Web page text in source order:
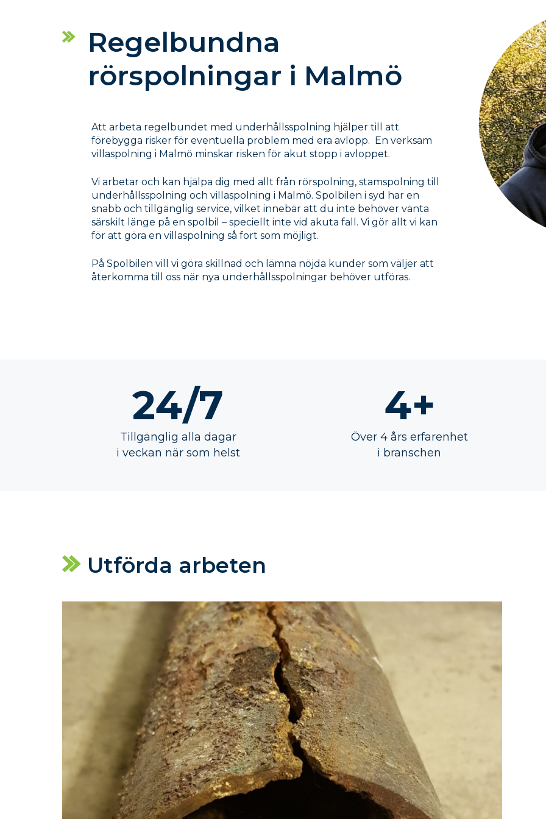
Regelbundna
rörspolningar i Malmö
Att arbeta regelbundet med underhållsspolning hjälper till att
förebygga risker för eventuella problem med era avlopp. En verksam
villaspolning i Malmö minskar risken för akut stopp i avloppet.
Vi arbetar och kan hjälpa dig med allt från rörspolning, stamspolning till
underhållsspolning och villaspolning i Malmö. Spolbilen i syd har en
snabb och tillgänglig service, vilket innebär att du inte behöver vänta
särskilt länge på en spolbil – speciellt inte vid akuta fall. Vi gör allt vi kan
för att göra en villaspolning så fort som möjligt.
På Spolbilen vill vi göra skillnad och lämna nöjda kunder som väljer att
återkomma till oss när nya underhållsspolningar behöver utföras.
24/7
Tillgänglig alla dagar
i veckan när som helst
4+
Över 4 års erfarenhet
i branschen
Utförda arbeten